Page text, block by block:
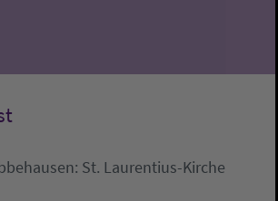
St. Laurentius-Kirche